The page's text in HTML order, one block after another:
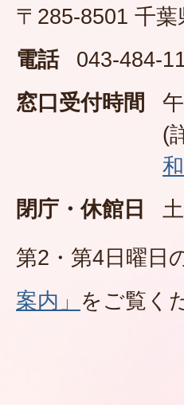
〒285-8501 千
電話
043-484-
窓口受付時間
(
閉庁・休館日
第2・第4日曜日
案内」 をご覧く